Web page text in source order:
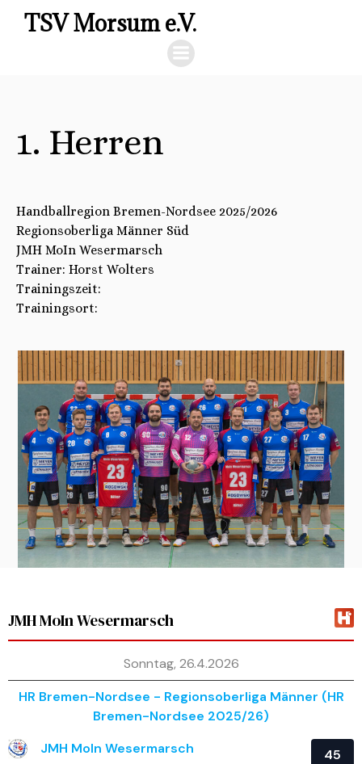
TSV Morsum e.V.
1. Herren
Handballregion Bremen-Nordsee 2025/2026
Regionsoberliga Männer Süd
JMH MoIn Wesermarsch
Trainer: Horst Wolters
Trainingszeit:
Trainingsort:
JMH MoIn Wesermarsch
Sonntag, 26.4.2026
HR Bremen-Nordsee - Regionsoberliga Männer (HR
Bremen-Nordsee 2025/26)
JMH MoIn Wesermarsch
45